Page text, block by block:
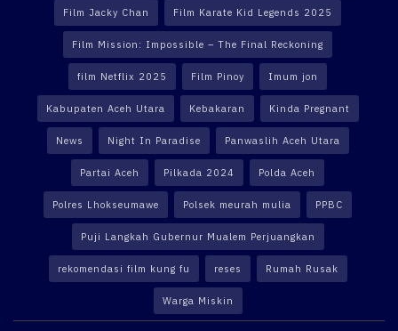
Film Jacky Chan Film Karate Kid Legends 2025
Film Mission: Impossible – The Final Reckoning
film Netflix 2025 Film Pinoy Imum jon
Kabupaten Aceh Utara Kebakaran Kinda Pregnant
News Night In Paradise Panwaslih Aceh Utara
Partai Aceh Pilkada 2024 Polda Aceh
Polres Lhokseumawe Polsek meurah mulia PPBC
Puji Langkah Gubernur Mualem Perjuangkan
rekomendasi film kung fu reses Rumah Rusak
Warga Miskin